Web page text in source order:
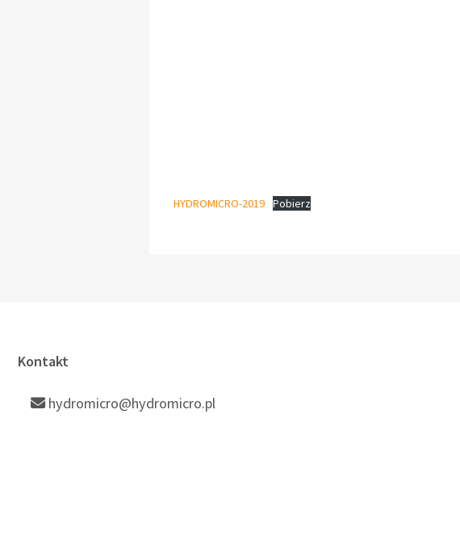
HYDROMICRO-2019 Pobierz
Kontakt
hydromicro@hydromicro.pl